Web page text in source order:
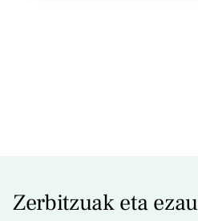
Zerbitzuak eta